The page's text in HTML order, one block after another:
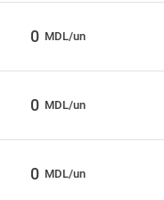
0 MDL/un
0 MDL/un
0 MDL/un